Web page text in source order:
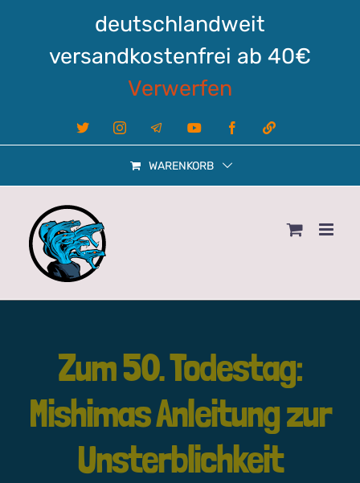
deutschlandweit
versandkostenfrei ab 40€
Verwerfen
X InstagramTelegram YouTube FacebookLinktree
WARENKORB
Zum 50. Todestag:
Mishimas Anleitung zur
Unsterblichkeit